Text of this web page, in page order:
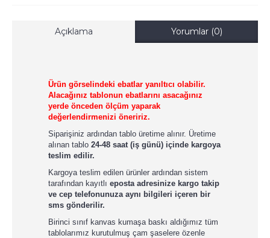
Açıklama Yorumlar (0)
Ürün görselindeki ebatlar yanıltıcı olabilir.
Alacağınız tablonun ebatlarını asacağınız
yerde önceden ölçüm yaparak
değerlendirmenizi öneririz.
Siparişiniz ardından tablo üretime alınır. Üretime
alınan tablo 24-48 saat (iş günü) içinde kargoya
teslim edilir.
Kargoya teslim edilen ürünler ardından sistem
tarafından kayıtlı eposta adresinize kargo takip
ve cep telefonunuza aynı bilgileri içeren bir
sms gönderilir.
Birinci sınıf kanvas kumaşa baskı aldığımız tüm
tablolarımız kurutulmuş çam şaselere özenle